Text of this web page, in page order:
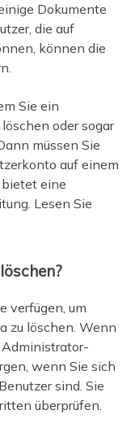
Dokumente
die auf
können die
Sie ein
oder sogar
müssen Sie
auf einem
eine
Lesen Sie
verfügen, um
zu löschen. Wenn
wenn Sie sich
sind. Sie
überprüfen.